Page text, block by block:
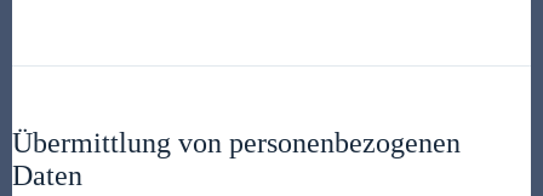
Übermittlung von personenbezogenen
Daten